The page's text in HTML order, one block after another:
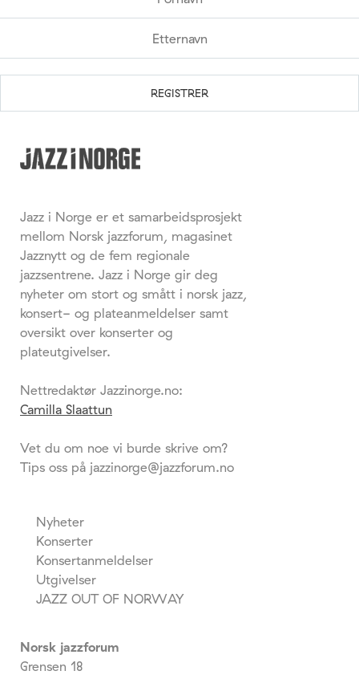
Jazz i Norge er et samarbeidsprosjekt
mellom Norsk jazzforum, magasinet
Jazznytt og de fem regionale
jazzsentrene. Jazz i Norge gir deg
nyheter om stort og smått i norsk jazz,
konsert- og plateanmeldelser samt
oversikt over konserter og
plateutgivelser.
Nettredaktør Jazzinorge.no:
Camilla Slaattun
Vet du om noe vi burde skrive om?
Tips oss på jazzinorge@jazzforum.no
Nyheter
Konserter
Konsertanmeldelser
Utgivelser
JAZZ OUT OF NORWAY
Norsk jazzforum
Grensen 18